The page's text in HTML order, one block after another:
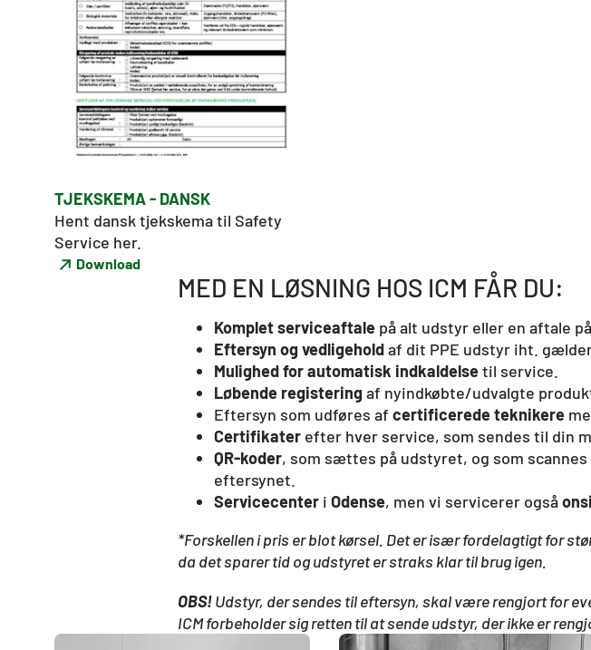
TJEKSKEMA - DANSK
Hent dansk tjekskema til Safety
Service her.
Download
MED EN LØSNING HOS ICM FÅR DU:
Komplet serviceaftale på alt udstyr eller en aftale
Eftersyn og vedligeholdaf dit PPE udstyr iht.
​Mulighed for automatisk indkaldelsetil service.
Løbende registeringaf nyindkøbte/udvalgte
Eftersyn som udføres af certificerede teknikere
Certifikater efter hver service, som sendes til din
QR-koder, som sættes på udstyret, og som
eftersynet.
Servicecenter i Odense, men vi servicerer også
*Forskellen i pris er blot kørsel. Det er især fordelagtigt for
da det sparer tid og udstyret er straks klar til brug igen.
OBS!Udstyr, der sendes til eftersyn, skal være rengjort for
ICM forbeholder sig retten til at sende udstyr, der ikke er